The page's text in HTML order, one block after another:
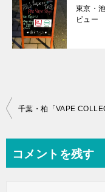
東京・
ビュー
投
ビ
コメントを残す